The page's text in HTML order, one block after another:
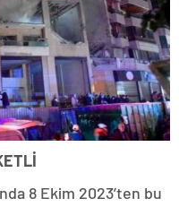
8 Ekim 2023’ten bu